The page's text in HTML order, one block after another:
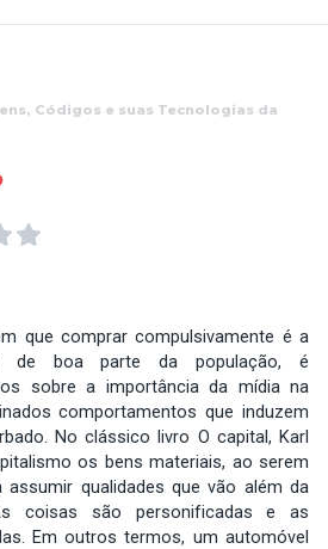
Códigos e suas Tecnologias da
que comprar compulsivamente é a
de boa parte da população, é
sobre a importância da mídia na
comportamentos que induzem
No clássico livro O capital, Karl
os bens materiais, ao serem
qualidades que vão além da
coisas são personificadas e as
Em outros termos, um automóvel